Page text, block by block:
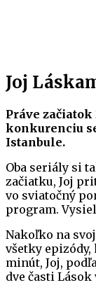
Joj
Práve
konkurenciu
Istanbule.
Oba seriály si
začiatku, Joj
vo sviatočný
program.
Nakoľko na
všetky
minút, Joj,
dve časti Lások